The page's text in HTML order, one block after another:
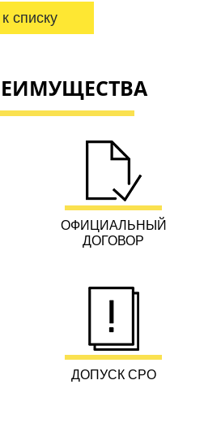
списку
ОФИЦИАЛЬНЫЙ
ДОГОВОР
ДОПУСК СРО